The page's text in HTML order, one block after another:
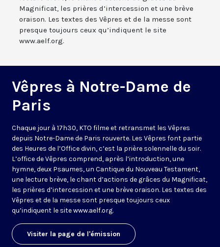
Magnificat, les prières d’intercession et une brève
oraison. Les textes des Vêpres et de la messe sont
presque toujours ceux qu’indiquent le site
www.aelf.org.
Vêpres à Notre-Dame de
Paris
Chaque jour à 17h30, KTO filme et retransmet les Vêpres
depuis Notre-Dame de Paris rouverte. Les Vêpres font partie
des Heures de l’Office divin, c’est la prière solennelle du soir.
L’office de Vêpres comprend, après l’introduction, une
hymne, deux Psaumes, un Cantique du Nouveau Testament,
une lecture brève, le chant d’actions de grâces du Magnificat,
les prières d’intercession et une brève oraison. Les textes des
Vêpres et de la messe sont presque toujours ceux
qu’indiquent le sitewww.aelf.org.
Visiter la page de l'émission